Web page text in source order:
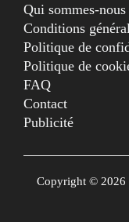
Qui sommes-nous
Conditions
Politique de
Politique de
FAQ
Contact
Publicité
Copyright © 2026